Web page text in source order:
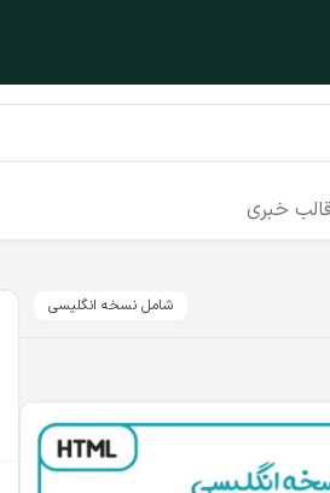
خبری
شامل نسخه انگلیسی